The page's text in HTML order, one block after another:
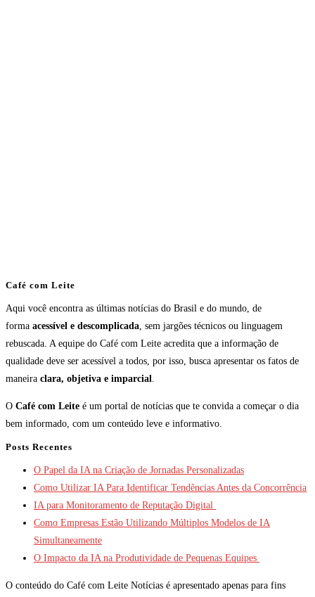
Café com Leite
Aqui você encontra as últimas notícias do Brasil e do mundo, de
forma acessível e descomplicada, sem jargões técnicos ou linguagem
rebuscada. A equipe do Café com Leite acredita que a informação de
qualidade deve ser acessível a todos, por isso, busca apresentar os fatos de
maneira clara, objetiva e imparcial.
O Café com Leite é um portal de notícias que te convida a começar o dia
bem informado, com um conteúdo leve e informativo.
Posts Recentes
O Papel da IA na Criação de Jornadas Personalizadas
Como Utilizar IA Para Identificar Tendências Antes da Concorrência
IA para Monitoramento de Reputação Digital
Como Empresas Estão Utilizando Múltiplos Modelos de IA
Simultaneamente
O Impacto da IA na Produtividade de Pequenas Equipes
O conteúdo do Café com Leite Notícias é apresentado apenas para fins